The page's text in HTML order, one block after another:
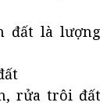
đất là lượng
rửa trôi đất